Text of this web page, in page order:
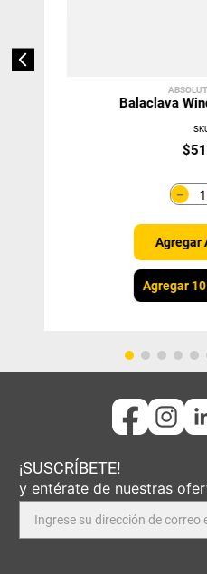
Balaclava
$
－
Agregar
Agregar
¡SUSCRÍBETE!
y entérate de nuestras